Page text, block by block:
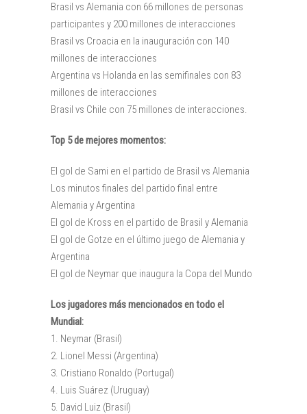
Brasil vs Alemania con 66 millones de personas
participantes y 200 millones de interacciones
Brasil vs Croacia en la inauguración con 140
millones de interacciones
Argentina vs Holanda en las semifinales con 83
millones de interacciones
Brasil vs Chile con 75 millones de interacciones.
Top 5 de mejores momentos:
El gol de Sami en el partido de Brasil vs Alemania
Los minutos finales del partido final entre
Alemania y Argentina
El gol de Kross en el partido de Brasil y Alemania
El gol de Gotze en el último juego de Alemania y
Argentina
El gol de Neymar que inaugura la Copa del Mundo
Los jugadores más mencionados en todo el
Mundial:
1. Neymar (Brasil)
2. Lionel Messi (Argentina)
3. Cristiano Ronaldo (Portugal)
4. Luis Suárez (Uruguay)
5. David Luiz (Brasil)